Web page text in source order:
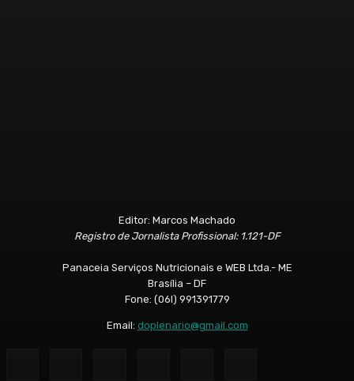
Editor: Marcos Machado
Registro de Jornalista Profissional: 1.121-DF
Panaceia Serviços Nutricionais e WEB Ltda.- ME
Brasília – DF
Fone: (06l) 991391779
Email: doplenario@gmail.com